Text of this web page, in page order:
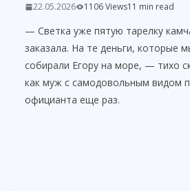
22.05.2026 1106 Views11 min read
— Светка уже пятую тарелку
заказала. На те деньги, которые
собирали Егору на море, — тихо
как муж с самодовольным видом
официанта еще раз.